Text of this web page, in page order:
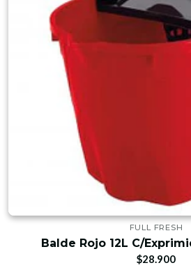
FULL FRESH
Balde Rojo 12L C/
$28.900